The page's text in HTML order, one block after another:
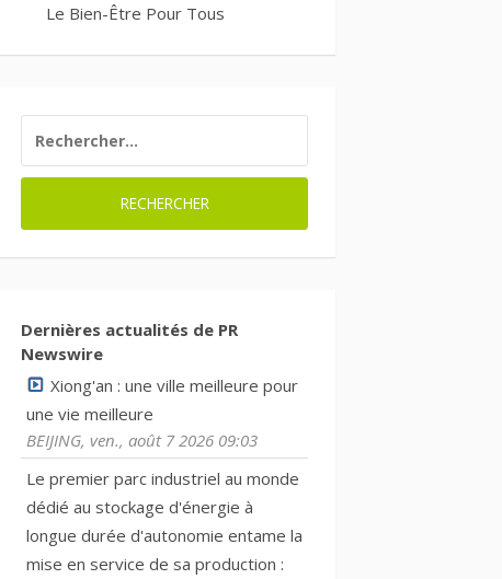
Le Bien-Être Pour Tous
Dernières actualités de PR
Newswire
Xiong'an : une ville meilleure pour
une vie meilleure
BEIJING, ven., août 7 2026 09:03
Le premier parc industriel au monde
dédié au stockage d'énergie à
longue durée d'autonomie entame la
mise en service de sa production :